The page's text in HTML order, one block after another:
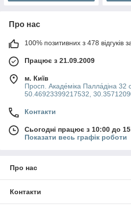
Про нас
100% позитивних з 478 відгуків
Працює з 21.09.2009
м. Київ
Просп. Акаде́міка Палла́діна
50.46923399217532,
Контакти
Сьогодні працює з 10:00 до
Показати весь графік роботи
Про нас
Контакти